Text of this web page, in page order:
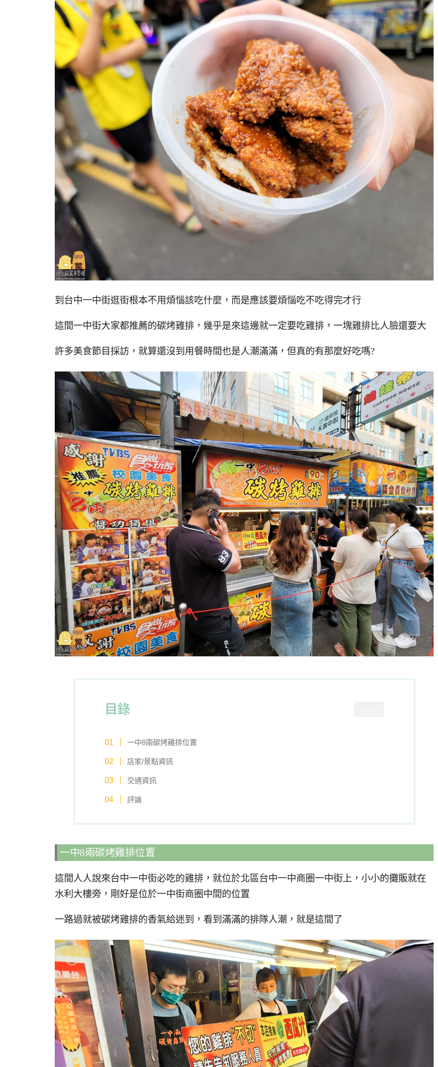
到台中一中街逛街根本不用煩惱該吃什麼，而是應該要煩惱吃不吃得完才行
這間一中街大家都推薦的碳烤雞排，幾乎是來這邊就一定要吃雞排，一塊雞排比人臉還要大
許多美食節目採訪，就算還沒到用餐時間也是人潮滿滿，但真的有那麼好吃嗎?
目錄
一中8兩碳烤雞排位置
店家/景點資訊
交通資訊
評論
一中8兩碳烤雞排位置
這間人人說來台中一中街必吃的雞排，就位於北區台中一中商圈一中街上，小小的攤販就在
水利大樓旁，剛好是位於一中街商圈中間的位置
一路過就被碳烤雞排的香氣給迷到，看到滿滿的排隊人潮，就是這間了